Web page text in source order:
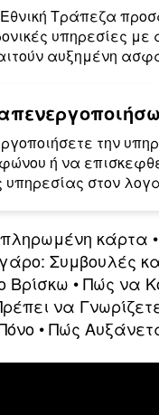
Τράπεζα
υπηρεσίες
αυξημένη
την
ή να
υπηρεσίας στον
κάρτα •
Συμβουλές
Βρίσκω •Πώς να
να
•Πώς